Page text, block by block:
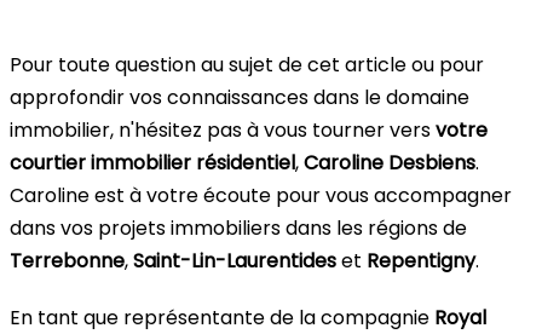
Pour toute question au sujet de cet article ou pour
approfondir vos connaissances dans le domaine
immobilier, n'hésitez pas à vous tourner versvotre
courtier immobilier résidentiel,Caroline Desbiens.
Caroline est à votre écoute pour vous accompagner
dans vos projets immobiliers dans les régions de
Terrebonne,Saint-Lin-Laurentideset Repentigny.
En tant que représentante de la compagnie Royal